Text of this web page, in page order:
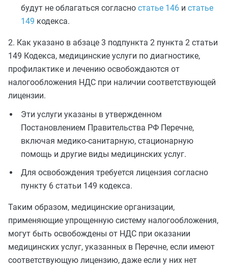
будут не облагаться согласно статье 146 и статье
149 кодекса.
2. Как указано в абзаце 3 подпункта 2 пункта 2 статьи
149 Кодекса, медицинские услуги по диагностике,
профилактике и лечению освобождаются от
налогообложения НДС при наличии соответствующей
лицензии.
Эти услуги указаны в утвержденном
Постановлением Правительства РФ Перечне,
включая медико-санитарную, стационарную
помощь и другие виды медицинских услуг.
Для освобождения требуется лицензия согласно
пункту 6 статьи 149 кодекса.
Таким образом, медицинские организации,
применяющие упрощенную систему налогообложения,
могут быть освобождены от НДС при оказании
медицинских услуг, указанных в Перечне, если имеют
соответствующую лицензию, даже если у них нет